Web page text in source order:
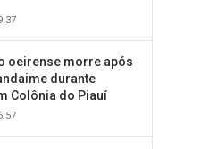
oeirense morre após
durante
Colônia do Piauí